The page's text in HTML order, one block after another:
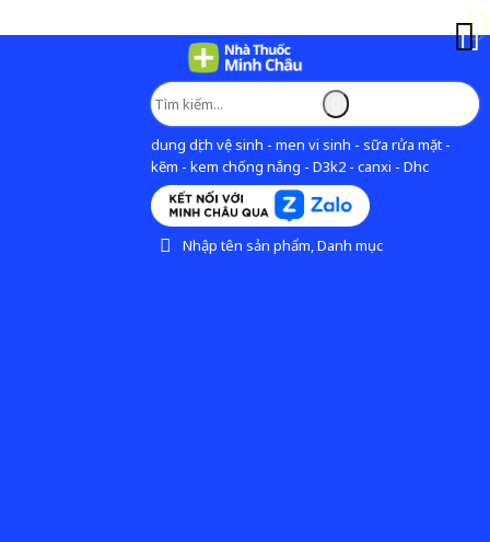
dung dịch vệ sinh - men vi sinh - sữa rửa mặt -
kẽm - kem chống nắng - D3k2 - canxi - Dhc
Nhập tên sản phẩm, Danh mục